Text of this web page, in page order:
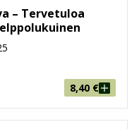
– Tervetuloa
8,40 €